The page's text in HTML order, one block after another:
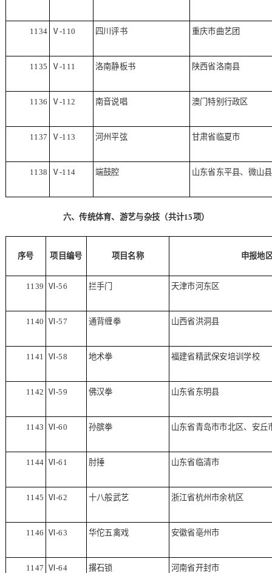
1134 Ⅴ-110 四川评书 重庆市曲艺团
1135 Ⅴ-111 洛南静板书 陕西省洛南县
1136 Ⅴ-112 南音说唱 澳门特别行政区
1137 Ⅴ-113 河州平弦 甘肃省临夏市
1138 Ⅴ-114 端鼓腔 山东省东平县、微山县
六、传统体育、游艺与杂技（共计15项）
序号 项目编号 项目名称 申报地
1139 Ⅵ-56 拦手门 天津市河东区
1140 Ⅵ-57 通背缠拳 山西省洪洞县
1141 Ⅵ-58 地术拳 福建省精武保安培训学校
1142 Ⅵ-59 佛汉拳 山东省东明县
1143 Ⅵ-60 孙膑拳 山东省青岛市市北区、安丘
1144 Ⅵ-61 肘捶 山东省临清市
1145 Ⅵ-62 十八般武艺 浙江省杭州市余杭区
1146 Ⅵ-63 华佗五禽戏 安徽省亳州市
1147 Ⅵ-64 撂石锁 河南省开封市